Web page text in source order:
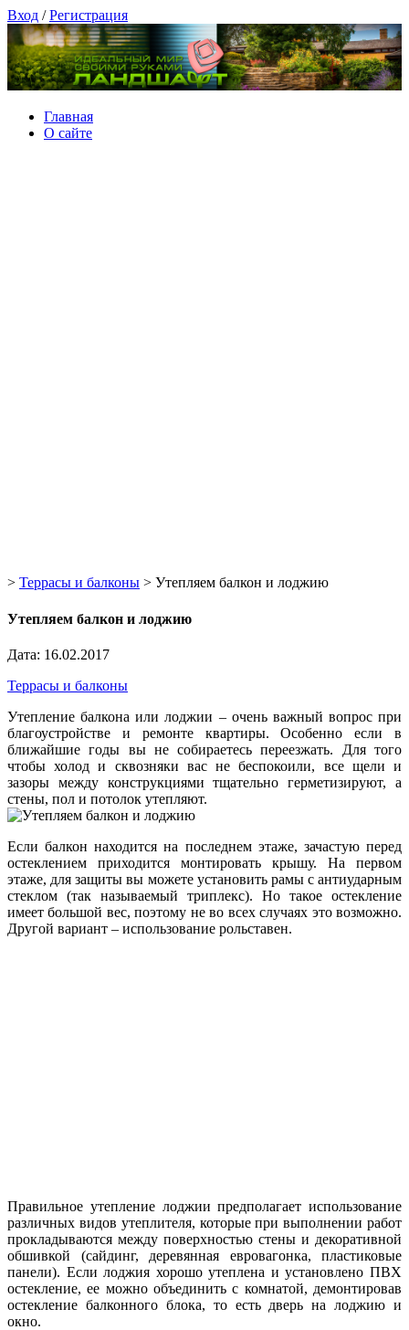
Вход /Регистрация
Главная
О сайте
> Террасы и балконы > Утепляем балкон и лоджию
Утепляем балкон и лоджию
Дата: 16.02.2017
Террасы и балконы
Утепление балкона или лоджии – очень важный вопрос при
благоустройстве и ремонте квартиры. Особенно если в
ближайшие годы вы не собираетесь переезжать. Для того
чтобы холод и сквозняки вас не беспокоили, все щели и
зазоры между конструкциями тщательно герметизируют, а
стены, пол и потолок утепляют.
Если балкон находится на последнем этаже, зачастую перед
остеклением приходится монтировать крышу. На первом
этаже, для защиты вы можете установить рамы с антиударным
стеклом (так называемый триплекс). Но такое остекление
имеет большой вес, поэтому не во всех случаях это возможно.
Другой вариант – использование рольставен.
Правильное утепление лоджии предполагает использование
различных видов утеплителя, которые при выполнении работ
прокладываются между поверхностью стены и декоративной
обшивкой (сайдинг, деревянная евровагонка, пластиковые
панели). Если лоджия хорошо утеплена и установлено ПВХ
остекление, ее можно объединить с комнатой, демонтировав
остекление балконного блока, то есть дверь на лоджию и
окно.